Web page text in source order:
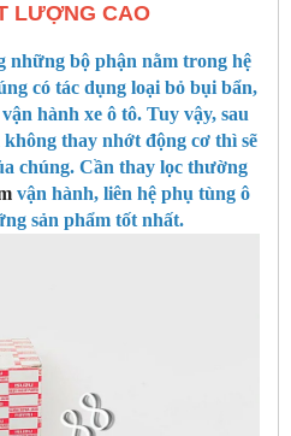
LƯỢNG CAO
những bộ phận nằm trong hệ
có tác dụng loại bỏ bụi bẩn,
hành xe ô tô. Tuy vậy, sau
thay nhớt động cơ thì sẽ
chúng. Cần thay lọc thường
vận hành, liên hệ phụ tùng ô
sản phẩm tốt nhất.